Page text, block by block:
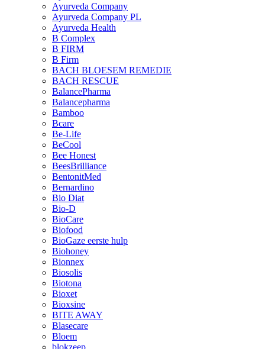
Ayurveda Company
Ayurveda Company PL
Ayurveda Health
B Complex
B FIRM
B Firm
BACH BLOESEM REMEDIE
BACH RESCUE
BalancePharma
Balancepharma
Bamboo
Bcare
Be-Life
BeCool
Bee Honest
BeesBrilliance
BentonitMed
Bernardino
Bio Diat
Bio-D
BioCare
Biofood
BioGaze eerste hulp
Biohoney
Bionnex
Biosolis
Biotona
Bioxet
Bioxsine
BITE AWAY
Blasecare
Bloem
blokzeep